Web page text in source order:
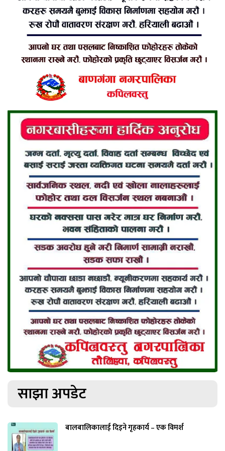
साझा अपडेट
बालबालिकालाई दिइने गृहकार्य – एक विमर्श